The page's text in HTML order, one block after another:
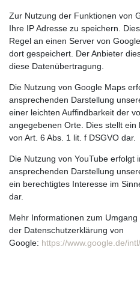
Zur Nutzung der Funktionen von
Ihre IP Adresse zu speichern.
Regel an einen Server von
dort gespeichert. Der Anbieter
diese Datenübertragung.
Die Nutzung von Google Maps
ansprechenden Darstellung
einer leichten Auffindbarkeit der
angegebenen Orte. Dies stellt
von Art. 6 Abs. 1 lit. f DSGVO dar.
Die Nutzung von YouTube erfolgt
ansprechenden Darstellung
ein berechtigtes Interesse im
dar.
Mehr Informationen zum
der Datenschutzerklärung von
Google: https://www.google.de/